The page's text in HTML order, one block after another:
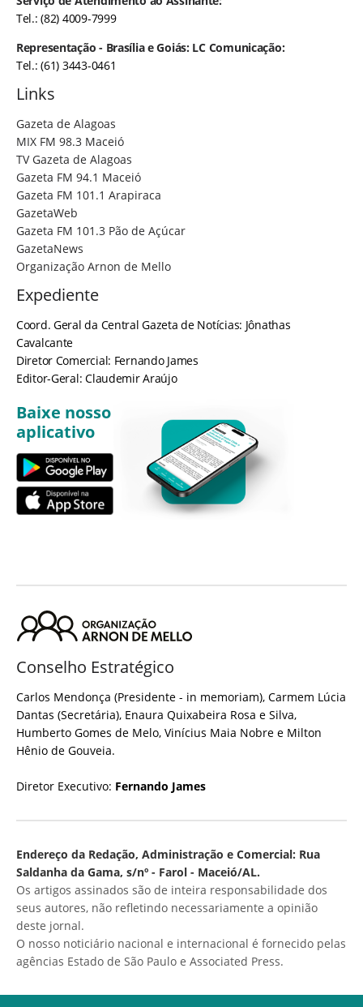
Tel.: (82) 4009-7999
Representação - Brasília e Goiás: LC Comunicação:
Tel.: (61) 3443-0461
Links
Gazeta de Alagoas
MIX FM 98.3 Maceió
TV Gazeta de Alagoas
Gazeta FM 94.1 Maceió
Gazeta FM 101.1 Arapiraca
GazetaWeb
Gazeta FM 101.3 Pão de Açúcar
GazetaNews
Organização Arnon de Mello
Expediente
Coord. Geral da Central Gazeta de Notícias: Jônathas
Cavalcante
Diretor Comercial: Fernando James
Editor-Geral: Claudemir Araújo
Baixe nosso
aplicativo
Conselho Estratégico
Carlos Mendonça (Presidente - in memoriam), Carmem Lúcia
Dantas (Secretária), Enaura Quixabeira Rosa e Silva,
Humberto Gomes de Melo, Vinícius Maia Nobre e Milton
Hênio de Gouveia.
Diretor Executivo: Fernando James
Endereço da Redação, Administração e Comercial: Rua
Saldanha da Gama, s/nº - Farol - Maceió/AL.
Os artigos assinados são de inteira responsabilidade dos
seus autores, não refletindo necessariamente a opinião
deste jornal.
O nosso noticiário nacional e internacional é fornecido pelas
agências Estado de São Paulo e Associated Press.